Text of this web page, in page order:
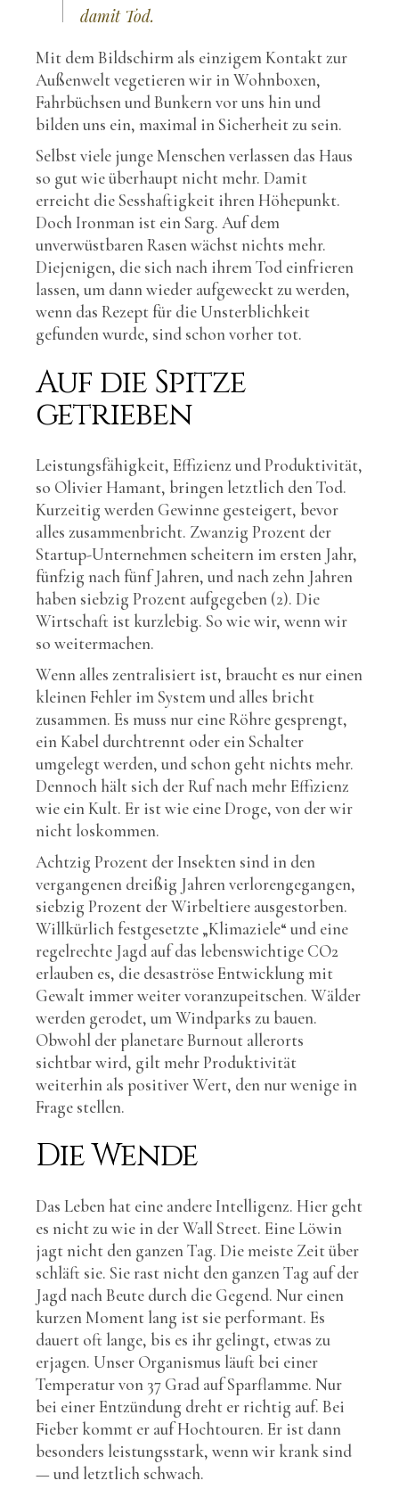
damit Tod.
Mit dem Bildschirm als einzigem Kontakt zur
Außenwelt vegetieren wir in Wohnboxen,
Fahrbüchsen und Bunkern vor uns hin und
bilden uns ein, maximal in Sicherheit zu sein.
Selbst viele junge Menschen verlassen das Haus
so gut wie überhaupt nicht mehr. Damit
erreicht die Sesshaftigkeit ihren Höhepunkt.
Doch Ironman ist ein Sarg. Auf dem
unverwüstbaren Rasen wächst nichts mehr.
Diejenigen, die sich nach ihrem Tod einfrieren
lassen, um dann wieder aufgeweckt zu werden,
wenn das Rezept für die Unsterblichkeit
gefunden wurde, sind schon vorher tot.
Auf die Spitze
getrieben
Leistungsfähigkeit, Effizienz und Produktivität,
so Olivier Hamant, bringen letztlich den Tod.
Kurzeitig werden Gewinne gesteigert, bevor
alles zusammenbricht. Zwanzig Prozent der
Startup-Unternehmen scheitern im ersten Jahr,
fünfzig nach fünf Jahren, und nach zehn Jahren
haben siebzig Prozent aufgegeben (2). Die
Wirtschaft ist kurzlebig. So wie wir, wenn wir
so weitermachen.
Wenn alles zentralisiert ist, braucht es nur einen
kleinen Fehler im System und alles bricht
zusammen. Es muss nur eine Röhre gesprengt,
ein Kabel durchtrennt oder ein Schalter
umgelegt werden, und schon geht nichts mehr.
Dennoch hält sich der Ruf nach mehr Effizienz
wie ein Kult. Er ist wie eine Droge, von der wir
nicht loskommen.
Achtzig Prozent der Insekten sind in den
vergangenen dreißig Jahren verlorengegangen,
siebzig Prozent der Wirbeltiere ausgestorben.
Willkürlich festgesetzte „Klimaziele“ und eine
regelrechte Jagd auf das lebenswichtige CO2
erlauben es, die desaströse Entwicklung mit
Gewalt immer weiter voranzupeitschen. Wälder
werden gerodet, um Windparks zu bauen.
Obwohl der planetare Burnout allerorts
sichtbar wird, gilt mehr Produktivität
weiterhin als positiver Wert, den nur wenige in
Frage stellen.
Die Wende
Das Leben hat eine andere Intelligenz. Hier geht
es nicht zu wie in der Wall Street. Eine Löwin
jagt nicht den ganzen Tag. Die meiste Zeit über
schläft sie. Sie rast nicht den ganzen Tag auf der
Jagd nach Beute durch die Gegend. Nur einen
kurzen Moment lang ist sie performant. Es
dauert oft lange, bis es ihr gelingt, etwas zu
erjagen. Unser Organismus läuft bei einer
Temperatur von 37 Grad auf Sparflamme. Nur
bei einer Entzündung dreht er richtig auf. Bei
Fieber kommt er auf Hochtouren. Er ist dann
besonders leistungsstark, wenn wir krank sind
— und letztlich schwach.